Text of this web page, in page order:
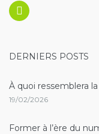
DERNIERS POSTS
À quoi ressemblera
19/02/2026
Former à l’ère du